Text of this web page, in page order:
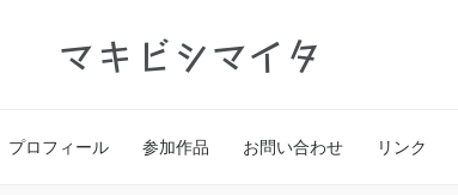
マキビシマイタ
プロフィール 参加作品 お問い合わせ リンク